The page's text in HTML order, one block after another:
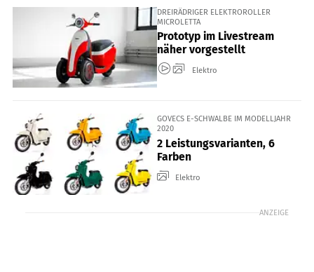
DREIRÄDRIGER ELEKTROROLLER
MICROLETTA
Prototyp im Livestream
näher vorgestellt
Elektro
GOVECS E-SCHWALBE IM MODELLJAHR
2020
2 Leistungsvarianten, 6
Farben
Elektro
ANZEIGE